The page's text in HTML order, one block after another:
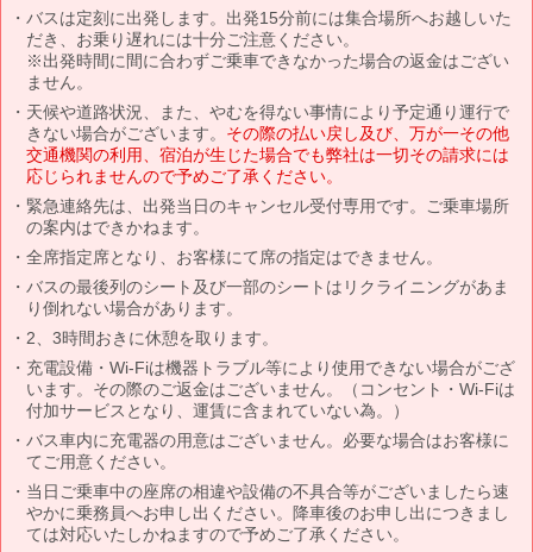
バスは定刻に出発します。出発15分前には集合場所へお越しいた
だき、お乗り遅れには十分ご注意ください。
※出発時間に間に合わずご乗車できなかった場合の返金はござい
ません。
天候や道路状況、また、やむを得ない事情により予定通り運行で
きない場合がございます。 その際の払い戻し及び、万が一その他
交通機関の利用、宿泊が生じた場合でも弊社は一切その請求には
応じられませんので予めご了承ください。
緊急連絡先は、出発当日のキャンセル受付専用です。ご乗車場所
の案内はできかねます。
全席指定席となり、お客様にて席の指定はできません。
バスの最後列のシート及び一部のシートはリクライニングがあま
り倒れない場合があります。
2、3時間おきに休憩を取ります。
充電設備・Wi-Fiは機器トラブル等により使用できない場合がござ
います。その際のご返金はございません。（コンセント・Wi-Fiは
付加サービスとなり、運賃に含まれていない為。）
バス車内に充電器の用意はございません。必要な場合はお客様に
てご用意ください。
当日ご乗車中の座席の相違や設備の不具合等がございましたら速
やかに乗務員へお申し出ください。降車後のお申し出につきまし
ては対応いたしかねますので予めご了承ください。